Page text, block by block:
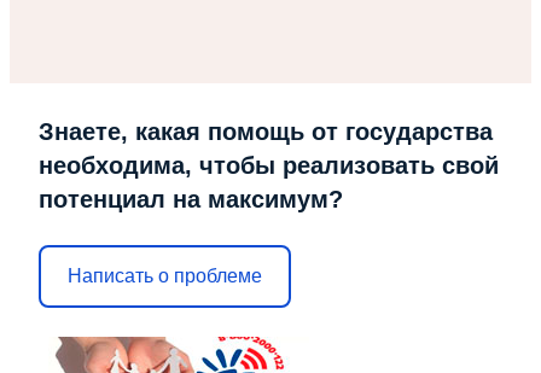
Знаете, какая помощь от государства
необходима, чтобы реализовать свой
потенциал на максимум?
Написать о проблеме